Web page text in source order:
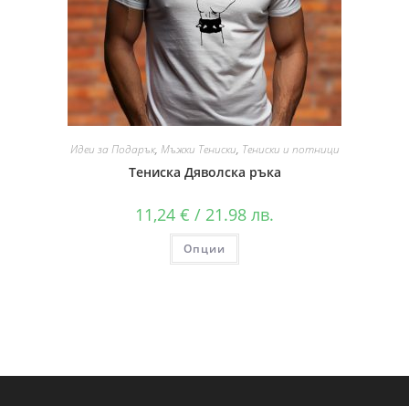
Идеи за Подарък, Мъжки Тениски, Тениски и потници
Тениска Дяволска ръка
11,24 € / 21.98 лв.
Опции